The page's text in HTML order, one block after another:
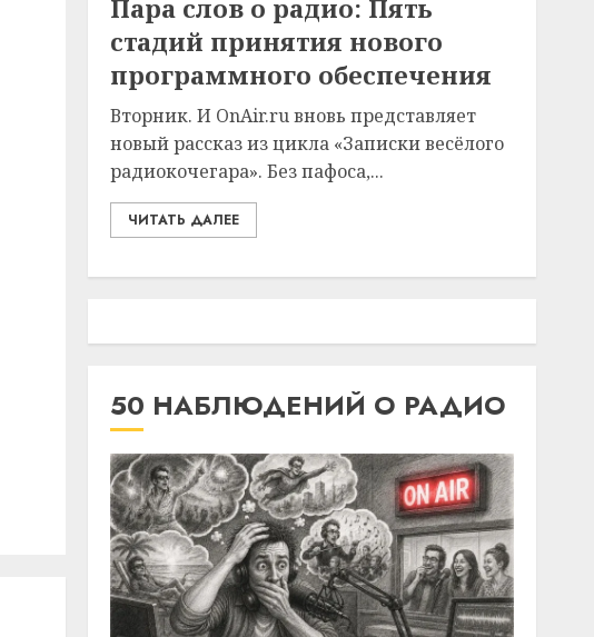
Пара слов о радио: Пять
стадий принятия нового
программного обеспечения
Вторник. И OnAir.ru вновь представляет
новый рассказ из цикла «Записки весёлого
радиокочегара». Без пафоса,...
ЧИТАТЬ ДАЛЕЕ
50 НАБЛЮДЕНИЙ О РАДИО